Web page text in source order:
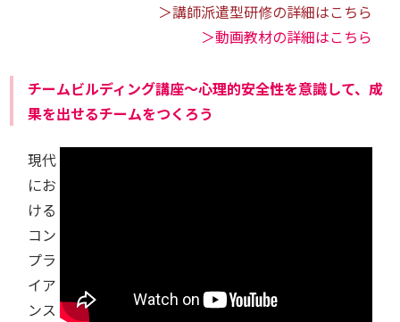
＞講師派遣型研修の詳細はこちら
＞動画教材の詳細はこちら
チームビルディング講座～心理的安全性を意識して、成
果を出せるチームをつくろう
現代
にお
ける
コン
プラ
イア
ンス